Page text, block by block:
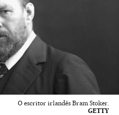
O escritor irlandês Bram Stoker.
GETTY